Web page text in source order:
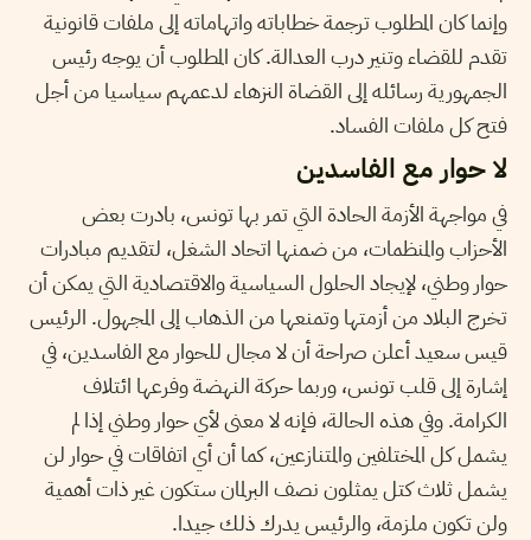
وإنما كان المطلوب ترجمة خطاباته واتهاماته إلى ملفات قانونية
تقدم للقضاء وتنير درب العدالة. كان المطلوب أن يوجه رئيس
الجمهورية رسائله إلى القضاة النزهاء لدعمهم سياسيا من أجل
فتح كل ملفات الفساد.
لا حوار مع الفاسدين
في مواجهة الأزمة الحادة التي تمر بها تونس، بادرت بعض
الأحزاب والمنظمات، من ضمنها اتحاد الشغل، لتقديم مبادرات
حوار وطني، لإيجاد الحلول السياسية والاقتصادية التي يمكن أن
تخرج البلاد من أزمتها وتمنعها من الذهاب إلى المجهول. الرئيس
قيس سعيد أعلن صراحة أن لا مجال للحوار مع الفاسدين، في
إشارة إلى قلب تونس، وربما حركة النهضة وفرعها ائتلاف
الكرامة. وفي هذه الحالة، فإنه لا معنى لأي حوار وطني إذا لم
يشمل كل المختلفين والمتنازعين، كما أن أي اتفاقات في حوار لن
يشمل ثلاث كتل يمثلون نصف البرلمان ستكون غير ذات أهمية
ولن تكون ملزمة، والرئيس يدرك ذلك جيدا.